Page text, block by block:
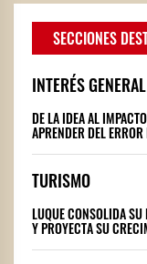
SECCIONES
INTERÉS GENERAL
DE LA IDEA AL
APRENDER DEL
TURISMO
LUQUE CONSOLIDA
Y PROYECTA SU